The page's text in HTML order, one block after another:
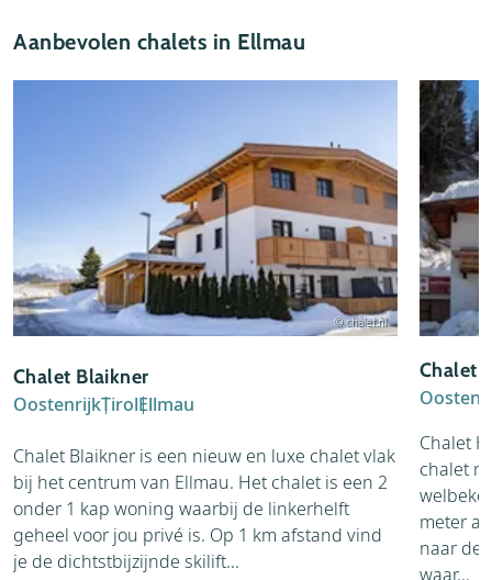
Aanbevolen chalets in Ellmau
© chalet.nl
Chalet Blaikner
OostenrijkTirolEllmau
Chalet Blaikner is een nieuw en luxe chalet vlak
bij het centrum van Ellmau. Het chalet is een 2
onder 1 kap woning waarbij de linkerhelft
geheel voor jou privé is. Op 1 km afstand vind
je de dichtstbijzijnde skilift...
Chalet
Chalet
chalet
meter
naar de
waar...